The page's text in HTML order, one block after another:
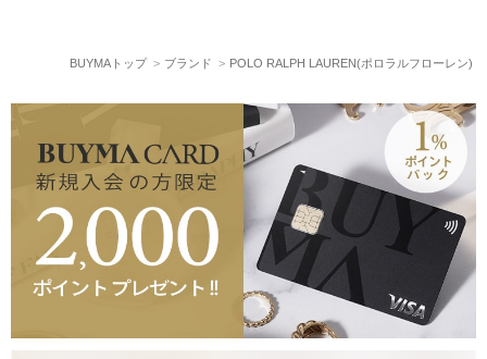
BUYMAトップ ブランド POLO RALPH LAUREN(ポロラルフローレン)